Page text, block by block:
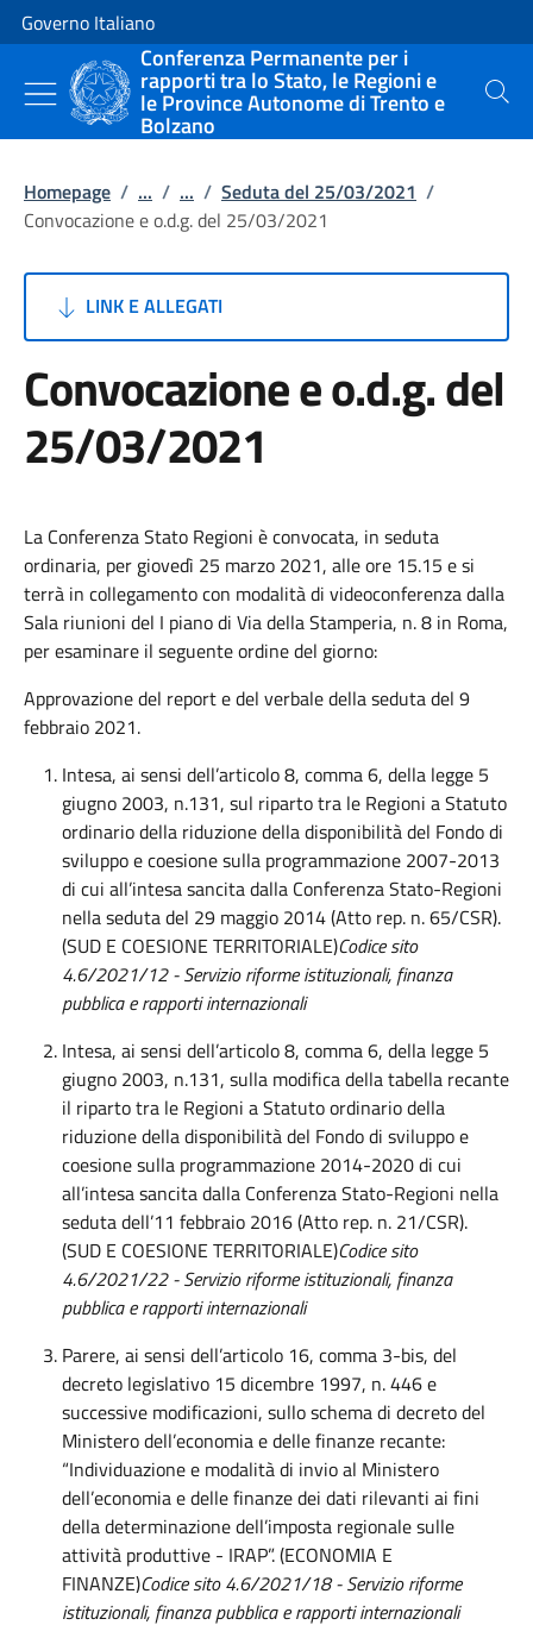
Vai al contenuto
Vai alla navigazione del sito
Governo Italiano
Conferenza Permanente per i
rapporti tra lo Stato, le Regioni e
le Province Autonome di Trento e
Bolzano
Cerca
Homepage / ... / ... / Seduta del 25/03/2021 /
Convocazione e o.d.g. del 25/03/2021
LINK E ALLEGATI
Convocazione e o.d.g. del
25/03/2021
La Conferenza Stato Regioni è convocata, in seduta
ordinaria, per giovedì 25 marzo 2021, alle ore 15.15 e si
terrà in collegamento con modalità di videoconferenza dalla
Sala riunioni del I piano di Via della Stamperia, n. 8 in Roma,
per esaminare il seguente ordine del giorno:
Approvazione del report e del verbale della seduta del 9
febbraio 2021.
Intesa, ai sensi dell’articolo 8, comma 6, della legge 5
giugno 2003, n.131, sul riparto tra le Regioni a Statuto
ordinario della riduzione della disponibilità del Fondo di
sviluppo e coesione sulla programmazione 2007-2013
di cui all’intesa sancita dalla Conferenza Stato-Regioni
nella seduta del 29 maggio 2014 (Atto rep. n. 65/CSR).
(SUD E COESIONE TERRITORIALE)Codice sito
4.6/2021/12 - Servizio riforme istituzionali, finanza
pubblica e rapporti internazionali
Intesa, ai sensi dell’articolo 8, comma 6, della legge 5
giugno 2003, n.131, sulla modifica della tabella recante
il riparto tra le Regioni a Statuto ordinario della
riduzione della disponibilità del Fondo di sviluppo e
coesione sulla programmazione 2014-2020 di cui
all’intesa sancita dalla Conferenza Stato-Regioni nella
seduta dell’11 febbraio 2016 (Atto rep. n. 21/CSR).
(SUD E COESIONE TERRITORIALE)Codice sito
4.6/2021/22 - Servizio riforme istituzionali, finanza
pubblica e rapporti internazionali
Parere, ai sensi dell’articolo 16, comma 3-bis, del
decreto legislativo 15 dicembre 1997, n. 446 e
successive modificazioni, sullo schema di decreto del
Ministero dell’economia e delle finanze recante:
“Individuazione e modalità di invio al Ministero
dell’economia e delle finanze dei dati rilevanti ai fini
della determinazione dell’imposta regionale sulle
attività produttive - IRAP”. (ECONOMIA E
FINANZE)Codice sito 4.6/2021/18 - Servizio riforme
istituzionali, finanza pubblica e rapporti internazionali